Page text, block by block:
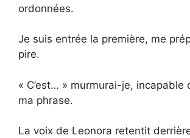
ordonnées.
Je suis entrée la première, me
pire.
« C’est… » murmurai-je, incapable
ma phrase.
La voix de Leonora retentit